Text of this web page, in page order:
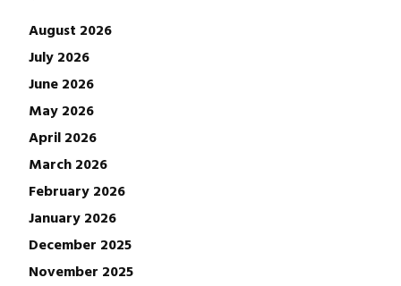
August 2026
July 2026
June 2026
May 2026
April 2026
March 2026
February 2026
January 2026
December 2025
November 2025